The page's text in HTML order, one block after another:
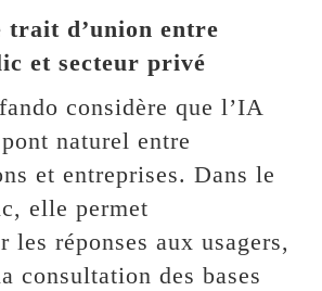
trait d’union entre
et secteur privé
considère que l’IA
naturel entre
et entreprises. Dans le
elle permet
les réponses aux usagers,
consultation des bases